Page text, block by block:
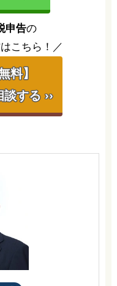
申告の
こちら！／
料】
する ››